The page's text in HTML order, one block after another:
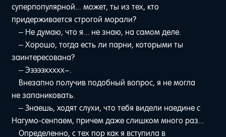
суперпопулярной... может, ты из тех, кто
придерживается строгой морали?
– Не думаю, что я... не знаю, на самом деле.
– Хорошо, тогда есть ли парни, которыми ты
заинтересована?
– Эээээххххх~.
Внезапно получив подобный вопрос, я не могла
не запаниковать.
– Знаешь, ходят слухи, что тебя видели наедине с
Нагумо-сенпаем, причем даже слишком много раз...
Определенно, с тех пор как я вступила в